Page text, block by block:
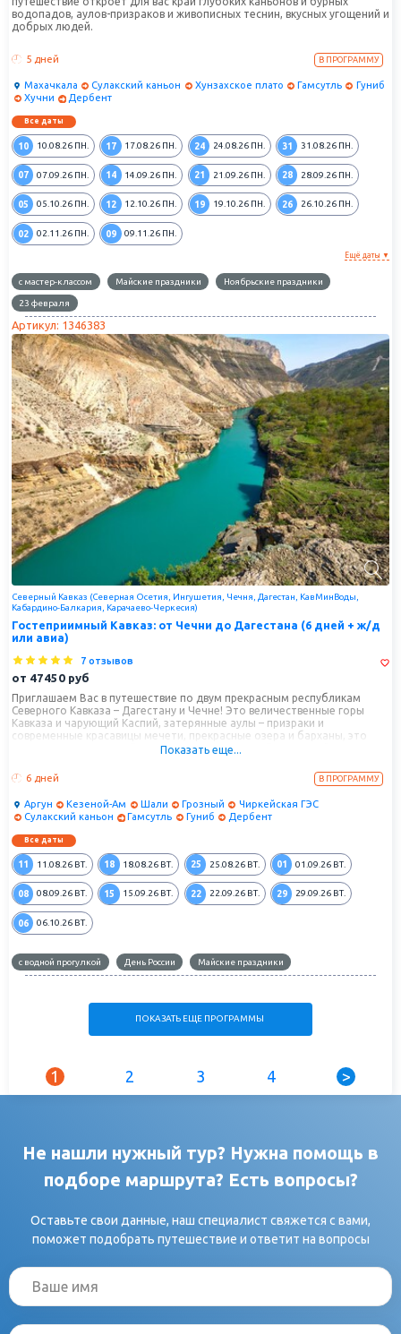
водопадов, аулов-призраков и живописных теснин, вкусных угощений и
добрых людей.
5 дней В ПРОГРАММУ
Махачкала Сулакский каньон Хунзахское плато Гамсутль
Гуниб
Хучни
Дербент
Все даты
10 10.08.26 ПН. 17 17.08.26 ПН. 24 24.08.26 ПН. 31 31.08.26 ПН.
07 07.09.26 ПН. 14 14.09.26 ПН. 21 21.09.26 ПН. 28 28.09.26 ПН.
05 05.10.26 ПН. 12 12.10.26 ПН. 19 19.10.26 ПН. 26 26.10.26 ПН.
02 02.11.26 ПН. 09 09.11.26 ПН.
Ещё даты ▼
с мастер-классом Майские праздники Ноябрьские праздники
23 февраля
Артикул: 1346383
Северный Кавказ (Северная Осетия, Ингушетия, Чечня, Дагестан, КавМинВоды,
Кабардино-Балкария, Карачаево-Черкесия)
Гостеприимный Кавказ: от Чечни до Дагестана (6 дней + ж/д
или авиа)
7 отзывов
от 47450 руб
Приглашаем Вас в путешествие по двум прекрасным республикам
Северного Кавказа – Дагестану и Чечне! Это величественные горы
Кавказа и чарующий Каспий, затерянные аулы – призраки и
современные красавицы мечети, прекрасные озера и барханы, это
гостеприимство людей и вкусная кухня! Это край, овеянный
себе каникулы по-кавказски – полные впечатлений, яркие и
запоминающиеся!
Показать еще...
6 дней В ПРОГРАММУ
Аргун Кезеной-Ам Шали Грозный
Чиркейская ГЭС
Сулакский каньон
Гамсутль Гуниб Дербент
Все даты
11 11.08.26 ВТ. 18 18.08.26 ВТ. 25 25.08.26 ВТ. 01 01.09.26 ВТ.
08 08.09.26 ВТ. 15 15.09.26 ВТ. 22 22.09.26 ВТ. 29 29.09.26 ВТ.
06 06.10.26 ВТ.
с водной прогулкой День России Майские праздники
ПОКАЗАТЬ ЕЩЕ ПРОГРАММЫ
1 2 3 4 >
Не нашли нужный тур? Нужна помощь в
подборе маршрута? Есть вопросы?
Оставьте свои данные, наш специалист свяжется с вами,
поможет подобрать путешествие и ответит на вопросы